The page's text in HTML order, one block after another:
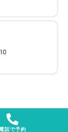
電話で予約